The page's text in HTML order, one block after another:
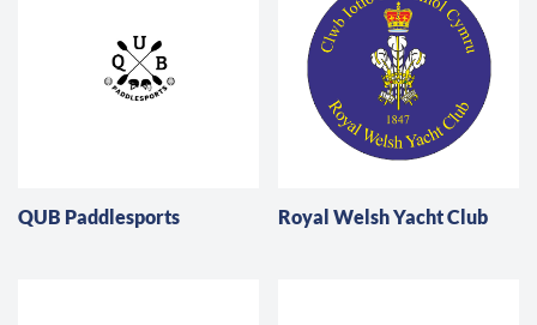
QUB Paddlesports Royal Welsh Yacht Club